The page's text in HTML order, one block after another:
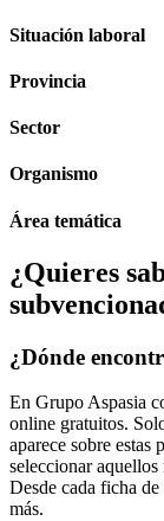
Situación laboral
Provincia
Sector
Organismo
Área temática
¿Quieres
¿Dónde
En Grupo Aspasia
online gratuitos.
aparece sobre
seleccionar
Desde cada ficha
más.